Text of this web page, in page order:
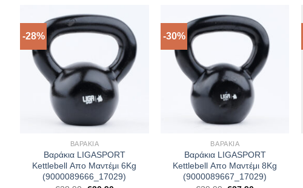
-28%
ΒΑΡΆΚΙΑ
Βαράκια LIGASPORT
Kettlebell Απο Μαντέμι 6Kg
(9000089666_17029)
-30%
ΒΑΡΆΚΙΑ
Βαράκια LIGASPORT
Kettlebell Απο Μαντέμι 8Kg
(9000089667_17029)